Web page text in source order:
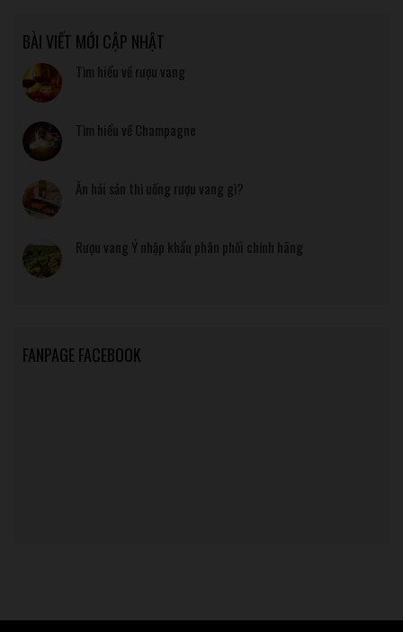
BÀI VIẾT MỚI CẬP NHẬT
Tìm hiểu về rượu vang
Tìm hiểu về Champagne
Ăn hải sản thì uống rượu vang gì?
Rượu vang Ý nhập khẩu phân phối chính hãng
FANPAGE FACEBOOK